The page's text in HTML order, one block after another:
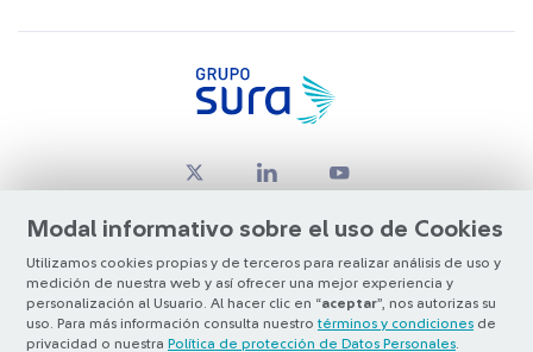
Modal informativo sobre el uso de Cookies
Utilizamos cookies propias y de terceros para realizar análisis de uso y
medición de nuestra web y así ofrecer una mejor experiencia y
personalización al Usuario. Al hacer clic en “aceptar”, nos autorizas su
uso. Para más información consulta nuestro términos y condiciones de
privacidad o nuestra Política de protección de Datos Personales
© Copyright Grupo SURA 2026